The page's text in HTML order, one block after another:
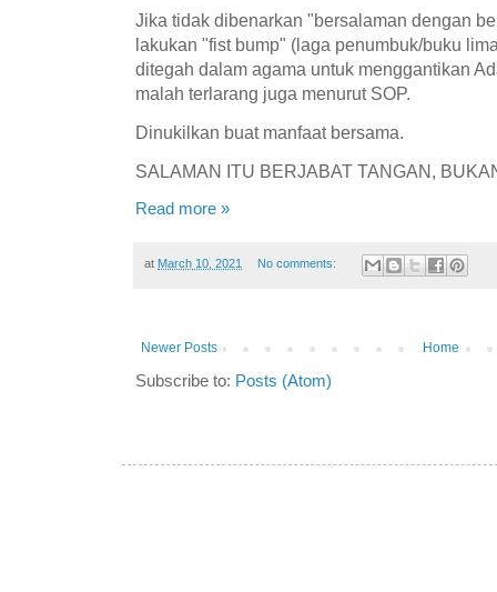
Jika tidak dibenarkan "bersalaman dengan
lakukan "fist bump" (laga penumbuk/buku
ditegah dalam agama untuk menggantikan
malah terlarang juga menurut SOP.
Dinukilkan buat manfaat bersama.
SALAMAN ITU BERJABAT TANGAN,
Read more »
at March 10, 2021 No comments:
Newer Posts Home
Subscribe to: Posts (Atom)